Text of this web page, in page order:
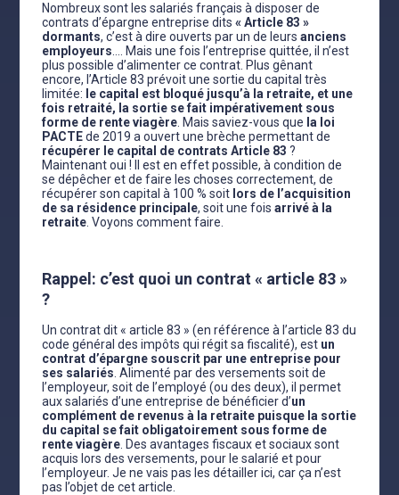
Nombreux sont les salariés français à disposer de
contrats d’épargne entreprise dits « Article 83 »
dormants, c’est à dire ouverts par un de leursanciens
employeurs …. Mais une fois l’entreprise quittée, il n’est
plus possible d’alimenter ce contrat. Plus gênant
encore, l’Article 83 prévoit une sortie du capital très
limitée: le capital est bloqué jusqu’à la retraite, et une
fois retraité, la sortie se fait impérativement sous
forme de rente viagère . Mais saviez-vous que la loi
PACTEde 2019 a ouvert une brèche permettant de
récupérer le capital de contrats Article 83 ?
Maintenant oui ! Il est en effet possible, à condition de
se dépêcher et de faire les choses correctement, de
récupérer son capital à 100 % soit lors de l’acquisition
de sa résidence principale, soit une foisarrivé à la
retraite . Voyons comment faire.
Rappel: c’est quoi un contrat « article 83 »
?
Un contrat dit « article 83 » (en référence à l’article 83 du
code général des impôts qui régit sa fiscalité), est un
contrat d’épargne souscrit par une entreprise pour
ses salariés . Alimenté par des versements soit de
l’employeur, soit de l’employé (ou des deux), il permet
aux salariés d’une entreprise de bénéficier d’un
complément de revenus à la retraite puisque la sortie
du capital se fait obligatoirement sous forme de
rente viagère . Des avantages fiscaux et sociaux sont
acquis lors des versements, pour le salarié et pour
l’employeur. Je ne vais pas les détailler ici, car ça n’est
pas l’objet de cet article.